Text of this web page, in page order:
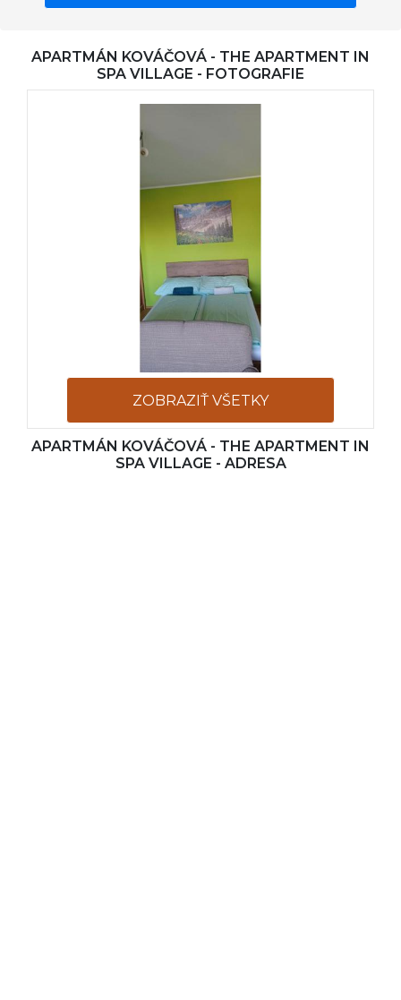
APARTMÁN KOVÁČOVÁ - THE APARTMENT IN
SPA VILLAGE - FOTOGRAFIE
ZOBRAZIŤ VŠETKY
FOTOGRAFIE
APARTMÁN KOVÁČOVÁ - THE APARTMENT IN
SPA VILLAGE - ADRESA